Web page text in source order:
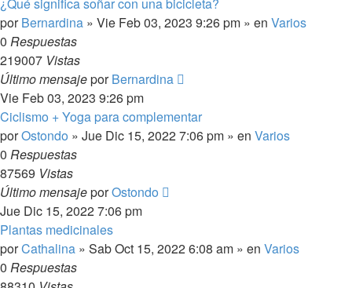
porBernardina » Vie Feb 03, 2023 9:26 pm » en Varios
0 Respuestas
219007 Vistas
Último mensajeporBernardina
Vie Feb 03, 2023 9:26 pm
Ciclismo + Yoga para complementar
porOstondo » Jue Dic 15, 2022 7:06 pm » en Varios
0 Respuestas
87569 Vistas
Último mensajeporOstondo
Jue Dic 15, 2022 7:06 pm
Plantas medicinales
porCathalina » Sab Oct 15, 2022 6:08 am » en Varios
0 Respuestas